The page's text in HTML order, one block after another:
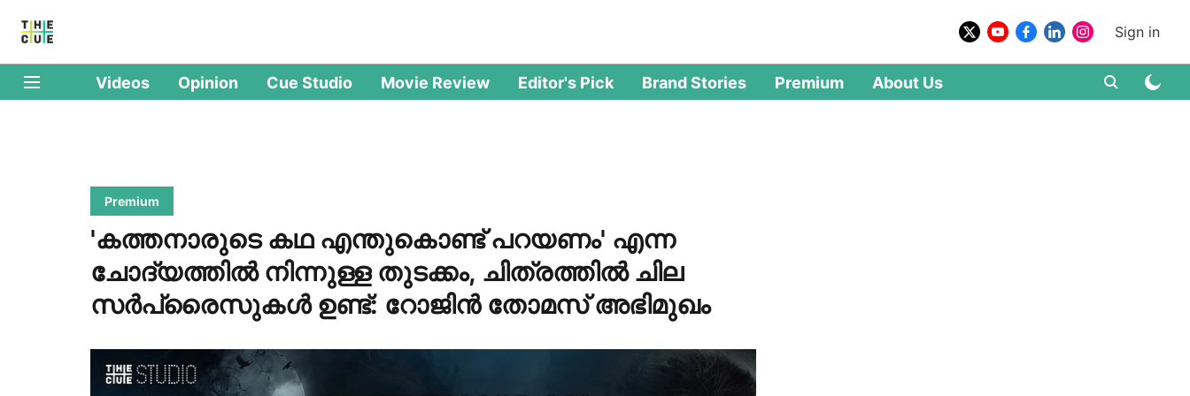
Sign in
Videos Opinion Cue Studio Movie Review Editor's Pick Brand Stories Premium About Us
Premium
'കത്തനാരുടെ കഥ എന്തുകൊണ്ട് പറയണം' എന്ന
ചോദ്യത്തിൽ നിന്നുള്ള തുടക്കം, ചിത്രത്തിൽ ചില
സർപ്രൈസുകൾ ഉണ്ട്: റോജിൻ തോമസ് അഭിമുഖം